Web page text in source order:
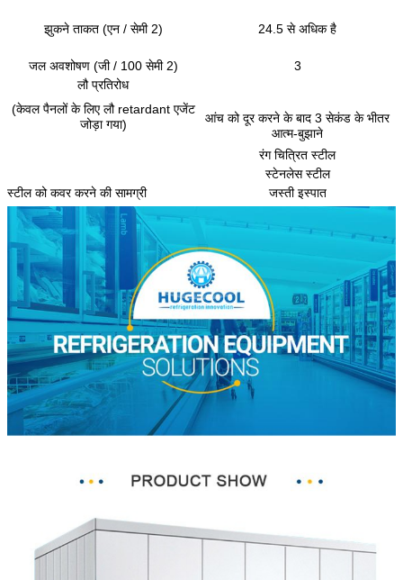
झुकने ताकत (एन / सेमी 2) 24.5 से अधिक है
जल अवशोषण (जी / 100 सेमी 2)
3
लौ प्रतिरोध
(केवल पैनलों के लिए लौ retardant एजेंट
जोड़ा गया)
आंच को दूर करने के बाद 3 सेकंड के भीतर
आत्म-बुझाने
स्टील को कवर करने की सामग्री
रंग चित्रित स्टील
स्टेनलेस स्टील
जस्ती इस्पात